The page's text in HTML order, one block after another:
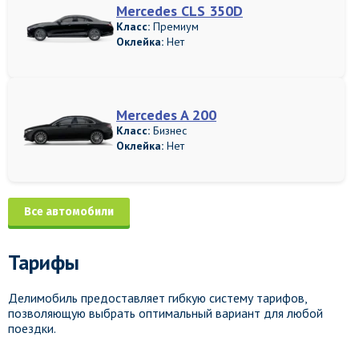
Mercedes CLS 350D
Класс: Премиум
Оклейка: Нет
Mercedes A 200
Класс: Бизнес
Оклейка: Нет
Все автомобили
Тарифы
Делимобиль предоставляет гибкую систему тарифов,
позволяющую выбрать оптимальный вариант для любой
поездки.